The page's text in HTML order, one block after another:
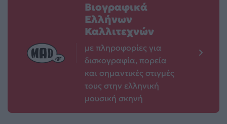
Βιογραφικά
Ελλήνων
Καλλιτεχνών
με πληροφορίες για
δισκογραφία, πορεία
και σημαντικές στιγμές
τους στην ελληνική
μουσική σκηνή